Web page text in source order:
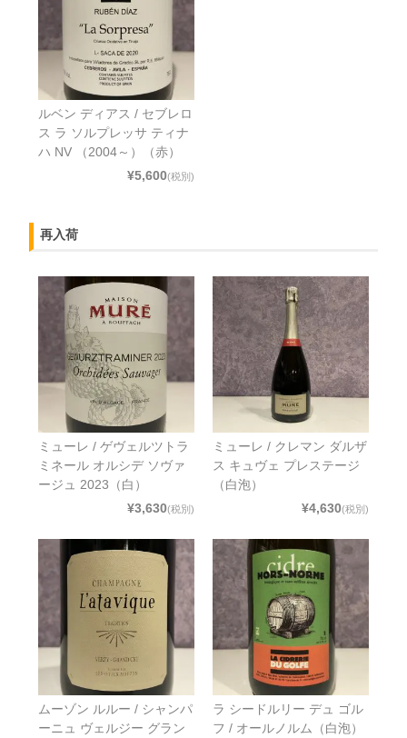
ルベン ディアス / セブレロ
ス ラ ソルプレッサ ティナ
ハ NV （2004～）（赤）
¥5,600(税別)
再入荷
ミューレ / ゲヴェルツトラ
ミネール オルシデ ソヴァ
ージュ 2023（白）
¥3,630(税別)
ミューレ / クレマン ダルザ
ス キュヴェ プレステージ
（白泡）
¥4,630(税別)
ムーゾン ルルー / シャンパ
ーニュ ヴェルジー グラン
ラ シードルリー デュ ゴル
フ / オールノルム（白泡）